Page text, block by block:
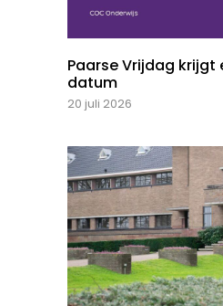
Paarse Vrijdag krijgt
datum
20 juli 2026